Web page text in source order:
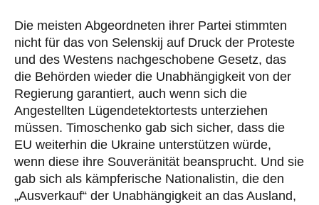
Die meisten Abgeordneten ihrer Partei stimmten
nicht für das von Selenskij auf Druck der Proteste
und des Westens nachgeschobene Gesetz, das
die Behörden wieder die Unabhängigkeit von der
Regierung garantiert, auch wenn sich die
Angestellten Lügendetektortests unterziehen
müssen. Timoschenko gab sich sicher, dass die
EU weiterhin die Ukraine unterstützen würde,
wenn diese ihre Souveränität beansprucht. Und sie
gab sich als kämpferische Nationalistin, die den
„Ausverkauf“ der Unabhängigkeit an das Ausland,